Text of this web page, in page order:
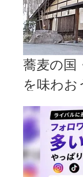
蕎麦の国
を味わお
ュなお蕎
実」